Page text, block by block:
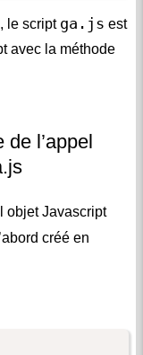
le script ga.js est
avec la méthode
l’appel
objet Javascript
créé en